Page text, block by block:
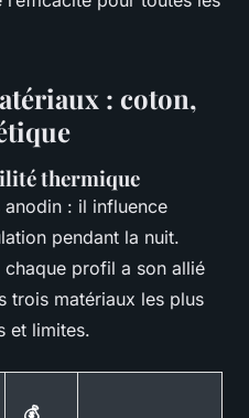
: coton,
thermique
anodin : il influence
pendant la nuit.
profil a son allié
trois matériaux les plus
et limites.
💰